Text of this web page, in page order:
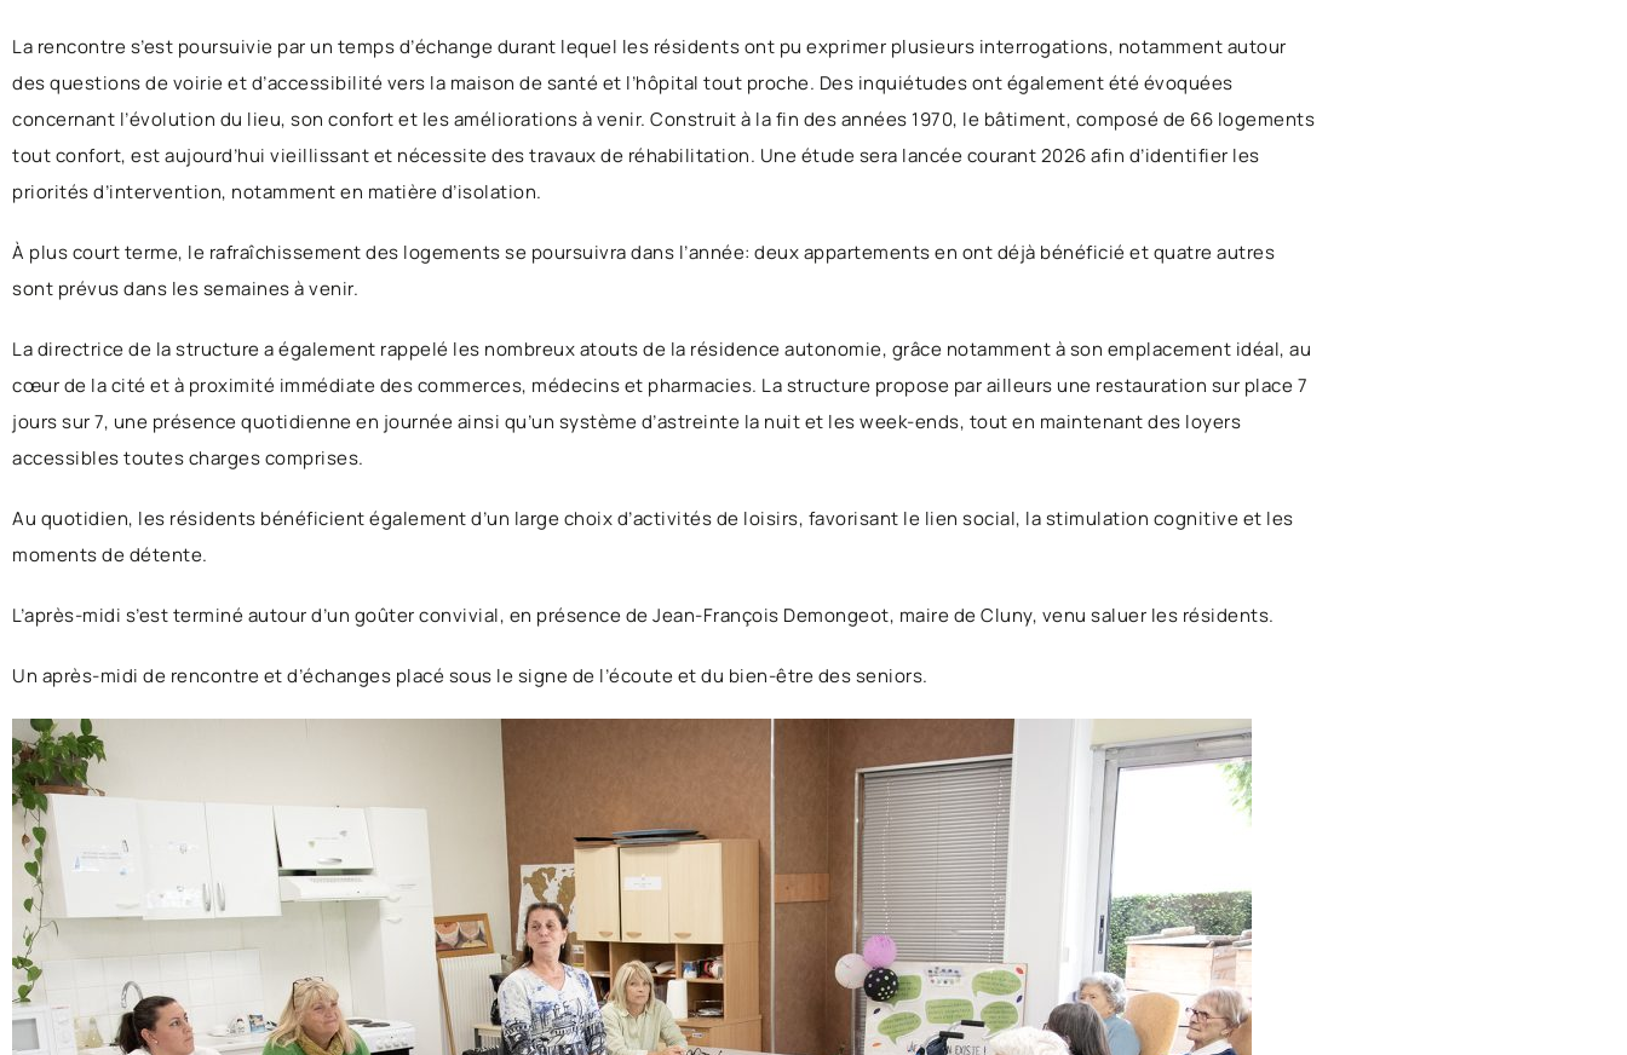
La rencontre s’est poursuivie par un temps d’échange durant lequel les résidents ont pu exprimer plusieurs interrogations, notamment autour
des questions de voirie et d’accessibilité vers la maison de santé et l’hôpital tout proche. Des inquiétudes ont également été évoquées
concernant l’évolution du lieu, son confort et les améliorations à venir. Construit à la fin des années 1970, le bâtiment, composé de 66 logements
tout confort, est aujourd’hui vieillissant et nécessite des travaux de réhabilitation. Une étude sera lancée courant 2026 afin d’identifier les
priorités d’intervention, notamment en matière d’isolation.
À plus court terme, le rafraîchissement des logements se poursuivra dans l’année: deux appartements en ont déjà bénéficié et quatre autres
sont prévus dans les semaines à venir.
La directrice de la structure a également rappelé les nombreux atouts de la résidence autonomie, grâce notamment à son emplacement idéal, au
cœur de la cité et à proximité immédiate des commerces, médecins et pharmacies. La structure propose par ailleurs une restauration sur place 7
jours sur 7, une présence quotidienne en journée ainsi qu’un système d’astreinte la nuit et les week-ends, tout en maintenant des loyers
accessibles toutes charges comprises.
Au quotidien, les résidents bénéficient également d’un large choix d’activités de loisirs, favorisant le lien social, la stimulation cognitive et les
moments de détente.
L’après-midi s’est terminé autour d’un goûter convivial, en présence de Jean-François Demongeot, maire de Cluny, venu saluer les résidents.
Un après-midi de rencontre et d’échanges placé sous le signe de l’écoute et du bien-être des seniors.